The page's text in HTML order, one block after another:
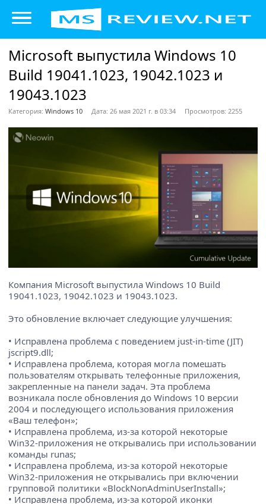
Microsoft выпустила Windows 10
Build 19041.1023, 19042.1023 и
19043.1023
Категория: Windows 10 Дата: 26 мая 2021 г. в 03:34 Просмотров: 2255
Компания Microsoft выпустила Windows 10 Build
19041.1023, 19042.1023 и 19043.1023.
Это обновление включает следующие улучшения:
• Исправлена проблема с поведением just-in-time (JIT)
jscript9.dll;
• Исправлена проблема, которая могла помешать
пользователям открывать телефонные приложения,
закрепленные на панели задач. Эта проблема
возникала после обновления до Windows 10 версии
2004 и последующего использования приложения
«Ваш телефон»;
• Исправлена проблема, из-за которой некоторые
Win32-приложения не открывались при использовании
команды runas;
• Исправлена проблема, из-за которой некоторые
Win32-приложения не открывались при включении
групповой политики «BlockNonAdminUserInstall»;
• Исправлена проблема, из-за которой иконки